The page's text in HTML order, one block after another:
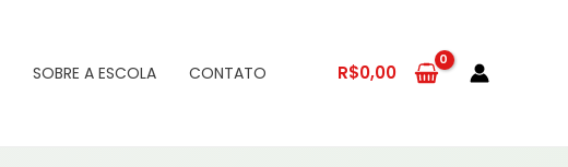
SOBRE A ESCOLA CONTATO R$0,00